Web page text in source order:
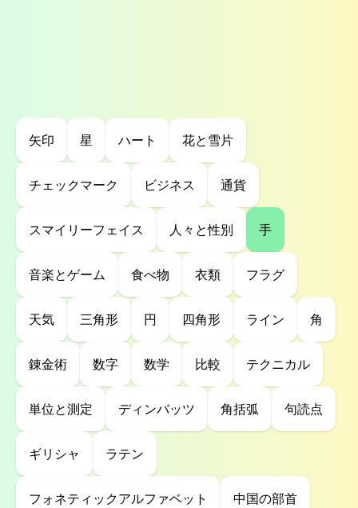
矢印 星 ハート 花と雪片
チェックマーク ビジネス 通貨
スマイリーフェイス 人々と性別 手
音楽とゲーム 食べ物 衣類 フラグ
天気 三角形 円 四角形 ライン 角
錬金術 数字 数学 比較 テクニカル
単位と測定 ディンバッツ 角括弧 句読点
ギリシャ ラテン
フォネティックアルファベット 中国の部首